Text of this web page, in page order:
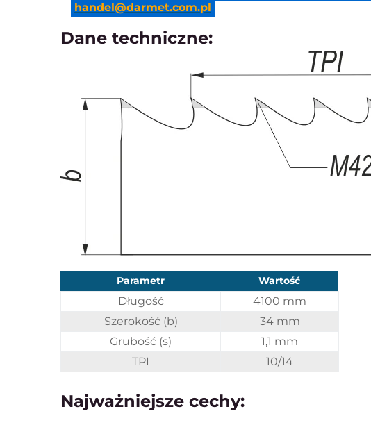
handel@darmet.com.pl
Dane techniczne:
Parametr Wartość
Długość
4100 mm
Szerokość (b)
34 mm
Grubość (s)
1,1 mm
TPI
10/14
Najważniejsze cechy: